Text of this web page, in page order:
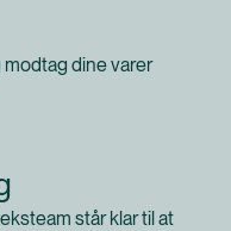
dine varer
står klar til at